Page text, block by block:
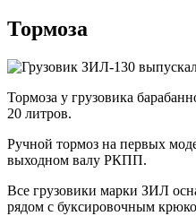
Тормоза
Тормоза у грузовика
20 литров.
Ручной тормоз на первых
выходном валу РКПП.
Все грузовики марки ЗИЛ
рядом с буксировочным